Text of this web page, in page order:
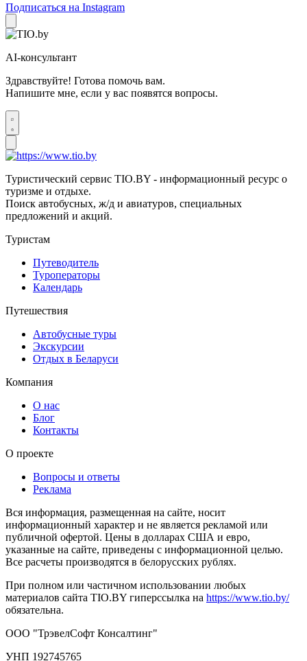
Подписаться на Instagram
AI-консультант
Здравствуйте! Готова помочь вам.
Напишите мне, если у вас появятся вопросы.
Туристический сервис TIO.BY - информационный ресурс о
туризме и отдыхе.
Поиск автобусных, ж/д и авиатуров, специальных
предложений и акций.
Туристам
Путеводитель
Туроператоры
Календарь
Путешествия
Автобусные туры
Экскурсии
Отдых в Беларуси
Компания
О нас
Блог
Контакты
О проекте
Вопросы и ответы
Реклама
Вся информация, размещенная на сайте, носит
информационный характер и не является рекламой или
публичной офертой. Цены в долларах США и евро,
указанные на сайте, приведены с информационной целью.
Все расчеты производятся в белорусских рублях.
При полном или частичном использовании любых
материалов сайта TIO.BY гиперссылка на https://www.tio.by/
обязательна.
ООО "ТрэвелСофт Консалтинг"
УНП 192745765